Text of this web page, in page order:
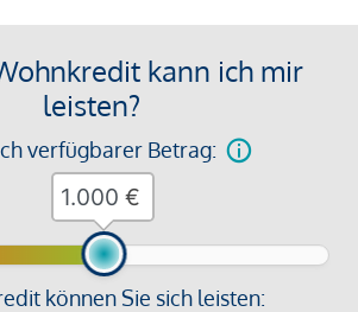
kann ich mir
leisten?
verfügbarer Betrag:
können Sie sich leisten:
€